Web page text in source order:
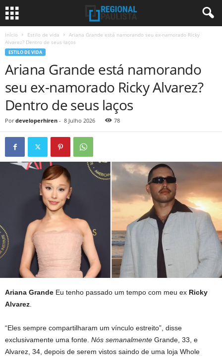
Início Estilo de vida
Ariana Grande está namorando seu ex-namorado Ricky
Alvarez? Dentro de seus laços
ESTILO DE VIDA
Ariana Grande está namorando
seu ex-namorado Ricky Alvarez?
Dentro de seus laços
Por developerhiren - 8 Julho 2026 78
Ariana Grande Eu tenho passado um tempo com meu ex Ricky
Alvarez
“Eles sempre compartilharam um vínculo estreito”, disse
exclusivamente uma fonte. Nós semanalmente Grande, 33, e
Alvarez, 34, depois de serem vistos saindo de uma loja Whole